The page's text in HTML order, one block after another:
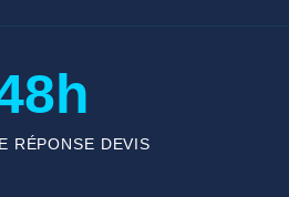
RÉPONSE DEVIS